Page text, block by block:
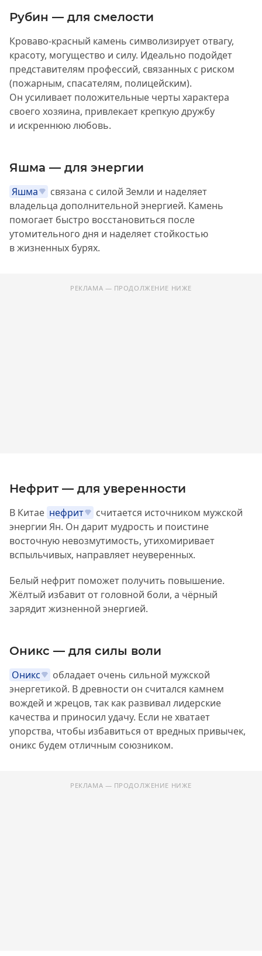
Рубин — для смелости
Кроваво-красный камень символизирует отвагу,
красоту, могущество и силу. Идеально подойдет
представителям профессий, связанных с риском
(пожарным, спасателям, полицейским).
Он усиливает положительные черты характера
своего хозяина, привлекает крепкую дружбу
и искреннюю любовь.
Яшма — для энергии
Яшма
связана с силой Земли и наделяет
владельца дополнительной энергией. Камень
помогает быстро восстановиться после
утомительного дня и наделяет стойкостью
в жизненных бурях.
РЕКЛАМА — ПРОДОЛЖЕНИЕ НИЖЕ
Нефрит — для уверенности
В Китае нефрит
считается источником мужской
энергии Ян. Он дарит мудрость и поистине
восточную невозмутимость, утихомиривает
вспыльчивых, направляет неуверенных.
Белый нефрит поможет получить повышение.
Жёлтый избавит от головной боли, а чёрный
зарядит жизненной энергией.
Оникс — для силы воли
Оникс
обладает очень сильной мужской
энергетикой. В древности он считался камнем
вождей и жрецов, так как развивал лидерские
качества и приносил удачу. Если не хватает
упорства, чтобы избавиться от вредных привычек,
оникс будем отличным союзником.
РЕКЛАМА — ПРОДОЛЖЕНИЕ НИЖЕ